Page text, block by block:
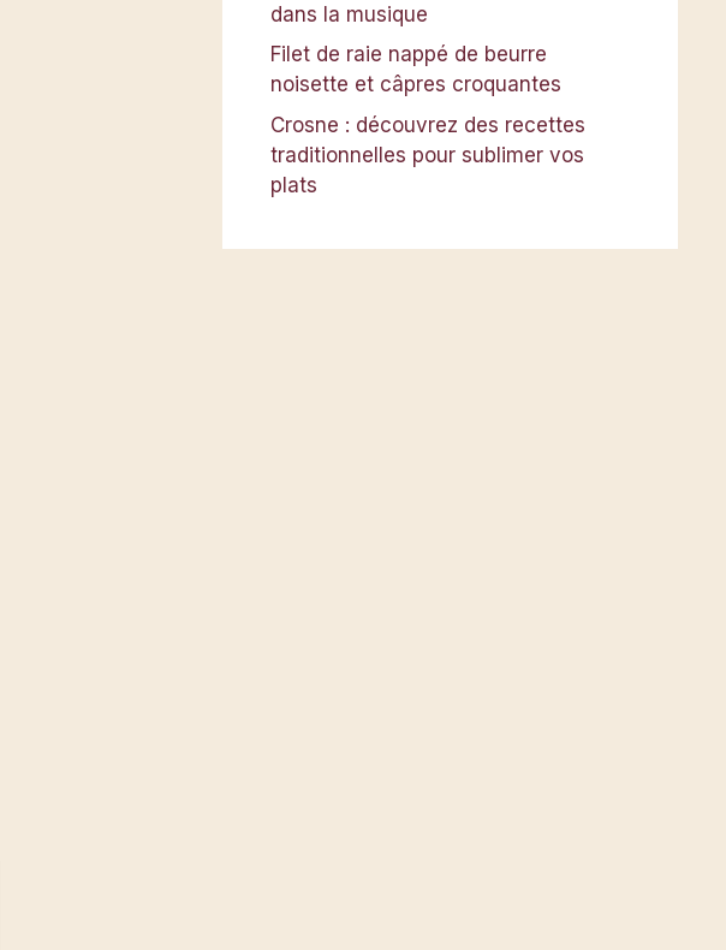
dans la musique
Filet de raie nappé de beurre
noisette et câpres croquantes
Crosne : découvrez des recettes
traditionnelles pour sublimer vos
plats